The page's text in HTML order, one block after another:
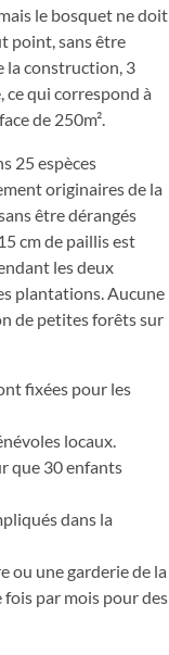
le bosquet ne doit
point, sans être
la construction, 3
qui correspond à
de 250m².
25 espèces
originaires de la
être dérangés
cm de paillis est
les deux
plantations. Aucune
de petites forêts sur
fixées pour les
locaux.
que 30 enfants
dans la
ou une garderie de la
par mois pour des